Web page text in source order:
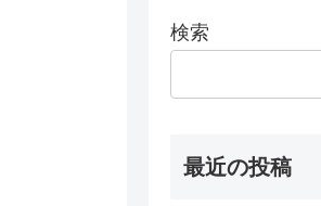
検索
最近の投稿